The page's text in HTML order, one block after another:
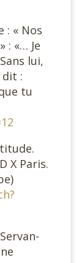
« Nos
: «… Je
lui,
dit :
tu
X Paris.